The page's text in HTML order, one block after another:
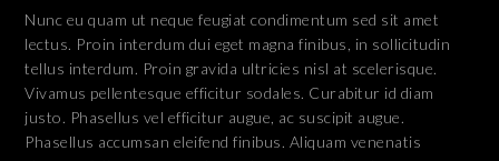
Nunc eu quam ut neque feugiat condimentum sed sit amet
lectus. Proin interdum dui eget magna finibus, in sollicitudin
tellus interdum. Proin gravida ultricies nisl at scelerisque.
Vivamus pellentesque efficitur sodales. Curabitur id diam
justo. Phasellus vel efficitur augue, ac suscipit augue.
Phasellus accumsan eleifend finibus. Aliquam venenatis